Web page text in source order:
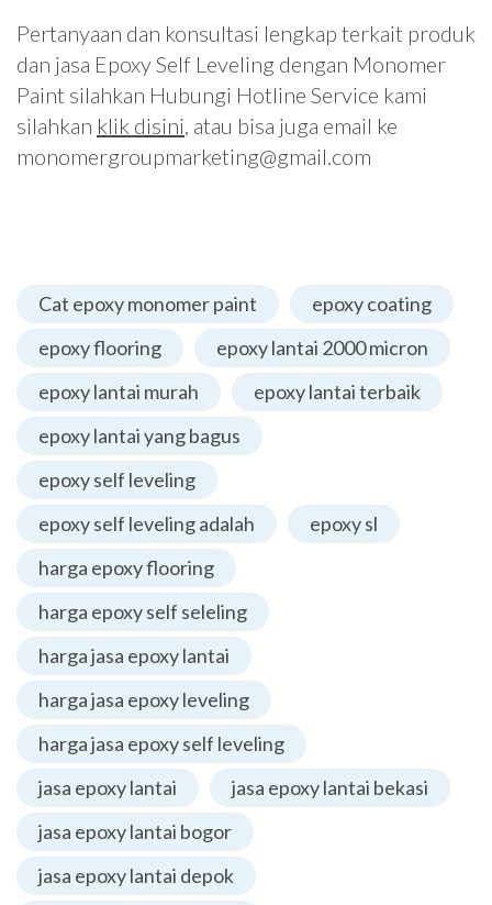
Pertanyaan dan konsultasi lengkap terkait produk
dan jasa Epoxy Self Leveling dengan Monomer
Paint silahkan Hubungi Hotline Service kami
silahkan klik disini, atau bisa juga email ke
monomergroupmarketing@gmail.com
Cat epoxy monomer paint
epoxy coating
epoxy flooring
epoxy lantai 2000 micron
epoxy lantai murah
epoxy lantai terbaik
epoxy lantai yang bagus
epoxy self leveling
epoxy self leveling adalah
epoxy sl
harga epoxy flooring
harga epoxy self seleling
harga jasa epoxy lantai
harga jasa epoxy leveling
harga jasa epoxy self leveling
jasa epoxy lantai
jasa epoxy lantai bekasi
jasa epoxy lantai bogor
jasa epoxy lantai depok